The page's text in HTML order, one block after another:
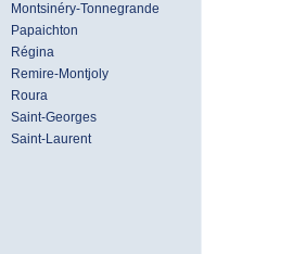
Montsinéry-Tonnegrande
Papaichton
Régina
Remire-Montjoly
Roura
Saint-Georges
Saint-Laurent